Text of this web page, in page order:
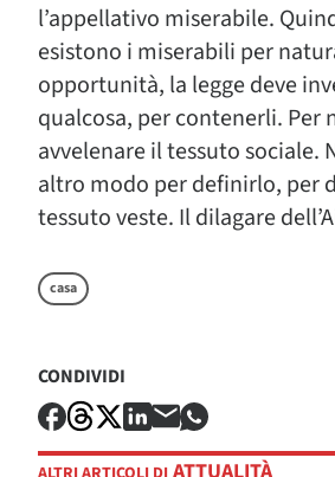
l’appellativo miserabile.
esistono i miserabili per
opportunità, la legge deve
qualcosa, per contenerli. Per
avvelenare il tessuto sociale.
altro modo per definirlo, per
tessuto veste. Il dilagare
casa
CONDIVIDI